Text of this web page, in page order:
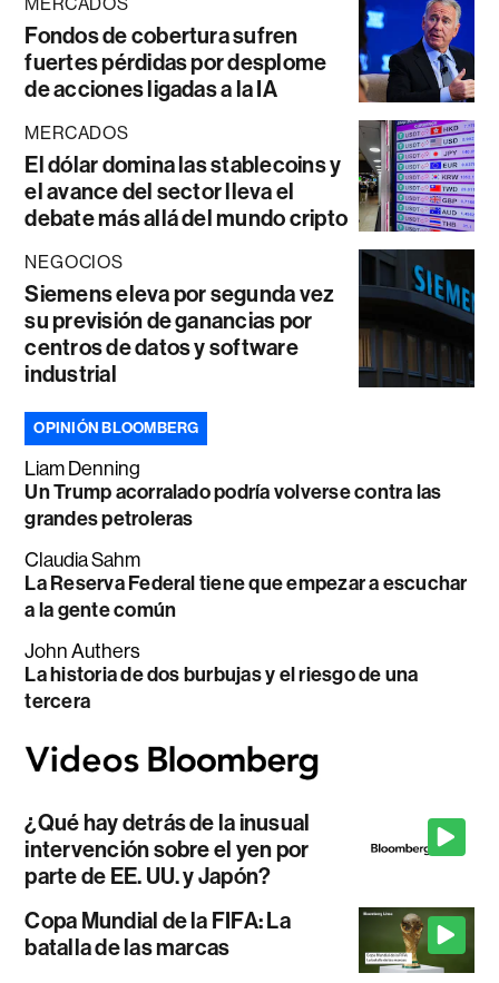
Fondos de cobertura sufren
fuertes pérdidas por desplome
de acciones ligadas a la IA
MERCADOS
El dólar domina las stablecoins y
el avance del sector lleva el
debate más allá del mundo cripto
NEGOCIOS
Siemens eleva por segunda vez
su previsión de ganancias por
centros de datos y software
industrial
OPINIÓN BLOOMBERG
Liam Denning
Un Trump acorralado podría volverse contra las
grandes petroleras
Claudia Sahm
La Reserva Federal tiene que empezar a escuchar
a la gente común
John Authers
La historia de dos burbujas y el riesgo de una
tercera
¿Qué hay detrás de la inusual
intervención sobre el yen por
parte de EE. UU. y Japón?
Copa Mundial de la FIFA: La
batalla de las marcas